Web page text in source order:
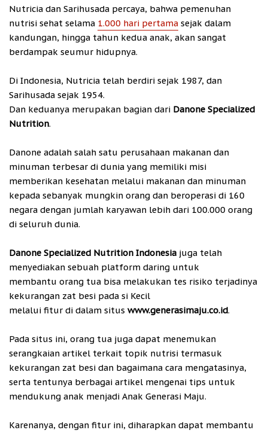
Nutricia dan Sarihusada percaya, bahwa pemenuhan
nutrisi sehat selama 1.000 hari pertama sejak dalam
kandungan, hingga tahun kedua anak, akan sangat
berdampak seumur hidupnya.
Di Indonesia, Nutricia telah berdiri sejak 1987, dan
Sarihusada sejak 1954.
Dan keduanya merupakan bagian dari Danone Specialized
Nutrition.
Danone adalah salah satu perusahaan makanan dan
minuman terbesar di dunia yang memiliki misi
memberikan kesehatan melalui makanan dan minuman
kepada sebanyak mungkin orang dan beroperasi di 160
negara dengan jumlah karyawan lebih dari 100.000 orang
di seluruh dunia.
Danone Specialized Nutrition Indonesia juga telah
menyediakan sebuah platform daring untuk
membantu orang tua bisa melakukan tes risiko terjadinya
kekurangan zat besi pada si Kecil
melalui fitur di dalam situs www.generasimaju.co.id.
Pada situs ini, orang tua juga dapat menemukan
serangkaian artikel terkait topik nutrisi termasuk
kekurangan zat besi dan bagaimana cara mengatasinya,
serta tentunya berbagai artikel mengenai tips untuk
mendukung anak menjadi Anak Generasi Maju.
Karenanya, dengan fitur ini, diharapkan dapat membantu